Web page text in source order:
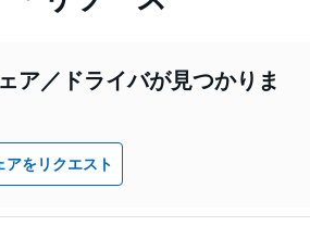
ア／ドライバが見つかりま
アをリクエスト